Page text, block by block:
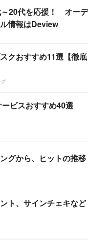
～20代を応援！ オーデ
情報はDeview
クおすすめ11選【徹底
グ
ビスおすすめ40選
グから、ヒットの推移
ト、サインチェキなど